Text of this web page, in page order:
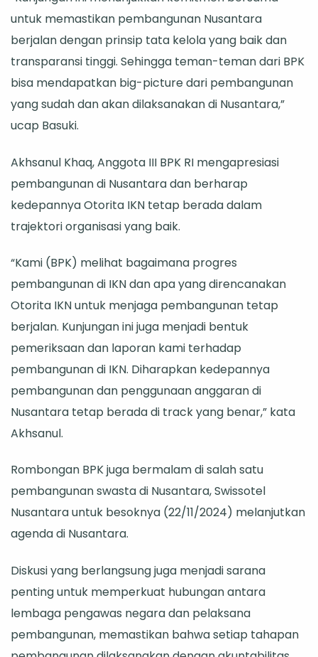
untuk memastikan pembangunan Nusantara
berjalan dengan prinsip tata kelola yang baik dan
transparansi tinggi. Sehingga teman-teman dari BPK
bisa mendapatkan big-picture dari pembangunan
yang sudah dan akan dilaksanakan di Nusantara,”
ucap Basuki.
Akhsanul Khaq, Anggota III BPK RI mengapresiasi
pembangunan di Nusantara dan berharap
kedepannya Otorita IKN tetap berada dalam
trajektori organisasi yang baik.
“Kami (BPK) melihat bagaimana progres
pembangunan di IKN dan apa yang direncanakan
Otorita IKN untuk menjaga pembangunan tetap
berjalan. Kunjungan ini juga menjadi bentuk
pemeriksaan dan laporan kami terhadap
pembangunan di IKN. Diharapkan kedepannya
pembangunan dan penggunaan anggaran di
Nusantara tetap berada di track yang benar,” kata
Akhsanul.
Rombongan BPK juga bermalam di salah satu
pembangunan swasta di Nusantara, Swissotel
Nusantara untuk besoknya (22/11/2024) melanjutkan
agenda di Nusantara.
Diskusi yang berlangsung juga menjadi sarana
penting untuk memperkuat hubungan antara
lembaga pengawas negara dan pelaksana
pembangunan, memastikan bahwa setiap tahapan